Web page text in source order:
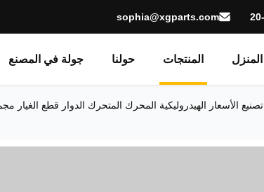
sophia@xgparts.com
المنزل المنتجات حولنا جولة في المصنع
تصنيع الأسعار الهيدروليكية المحرك المتحرك الدوار قطع الغيار